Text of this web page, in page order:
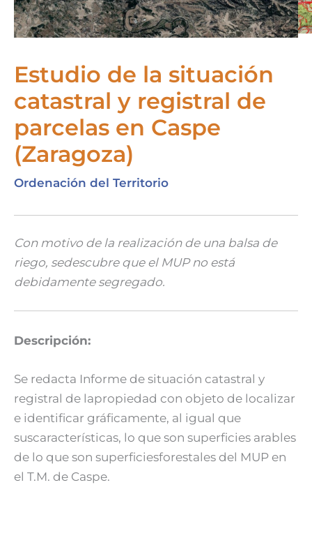
Estudio de la situación
catastral y registral de
parcelas en Caspe
(Zaragoza)
Ordenación del Territorio
Con motivo de la realización de una balsa de
riego, sedescubre que el MUP no está
debidamente segregado.
Descripción:
Se redacta Informe de situación catastral y
registral de lapropiedad con objeto de localizar
e identificar gráficamente, al igual que
suscaracterísticas, lo que son superficies arables
de lo que son superficiesforestales del MUP en
el T.M. de Caspe.